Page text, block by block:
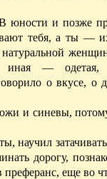
и позже
тебя, а ты —
иная — одетая,
о вкусе, о
и синевы,
научил
дорогу,
преферанс, еще во